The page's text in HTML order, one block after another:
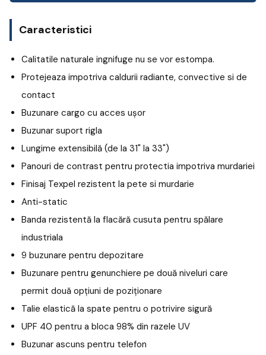
Caracteristici
Calitatile naturale ingnifuge nu se vor estompa.
Protejeaza impotriva caldurii radiante, convective si de
contact
Buzunare cargo cu acces ușor
Buzunar suport rigla
Lungime extensibilă (de la 31" la 33")
Panouri de contrast pentru protectia impotriva murdariei
Finisaj Texpel rezistent la pete si murdarie
Anti-static
Banda rezistentă la flacără cusuta pentru spălare
industriala
9 buzunare pentru depozitare
Buzunare pentru genunchiere pe două niveluri care
permit două opțiuni de poziționare
Talie elastică la spate pentru o potrivire sigură
UPF 40 pentru a bloca 98% din razele UV
Buzunar ascuns pentru telefon